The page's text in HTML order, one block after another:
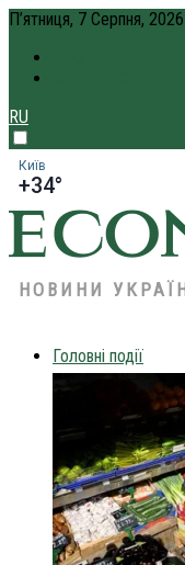
П’ятниця, 7 Серпня, 2026
RU
Київ
+34°
НОВИНИ
Головні події